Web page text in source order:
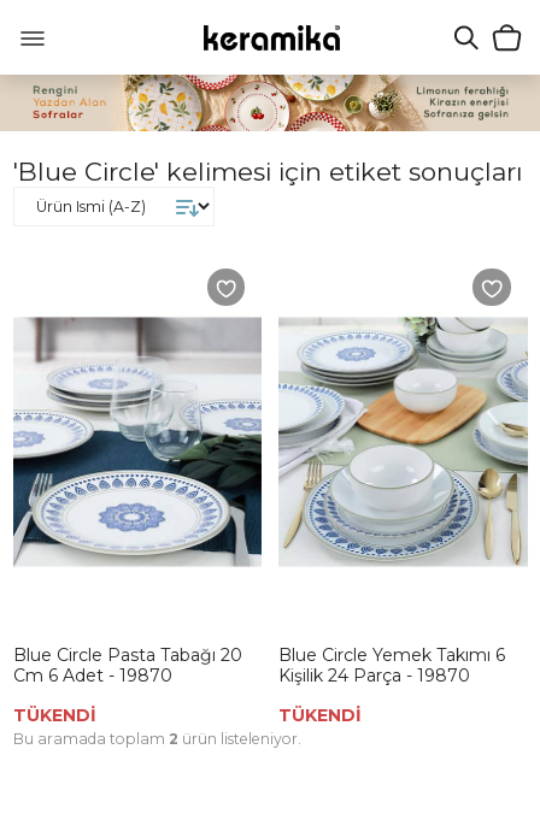
'Blue Circle' kelimesi için etiket sonuçları
Blue Circle Pasta Tabağı 20
Cm 6 Adet - 19870
TÜKENDİ
Blue Circle Yemek Takımı 6
Kişilik 24 Parça - 19870
TÜKENDİ
Bu aramada toplam 2 ürün listeleniyor.